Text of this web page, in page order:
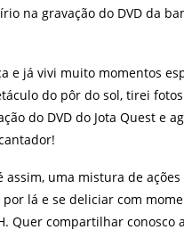
na gravação do DVD da
e já vivi muito momentos
do pôr do sol, tirei
do DVD do Jota Quest
assim, uma mistura de
lá e se deliciar com
Quer compartilhar